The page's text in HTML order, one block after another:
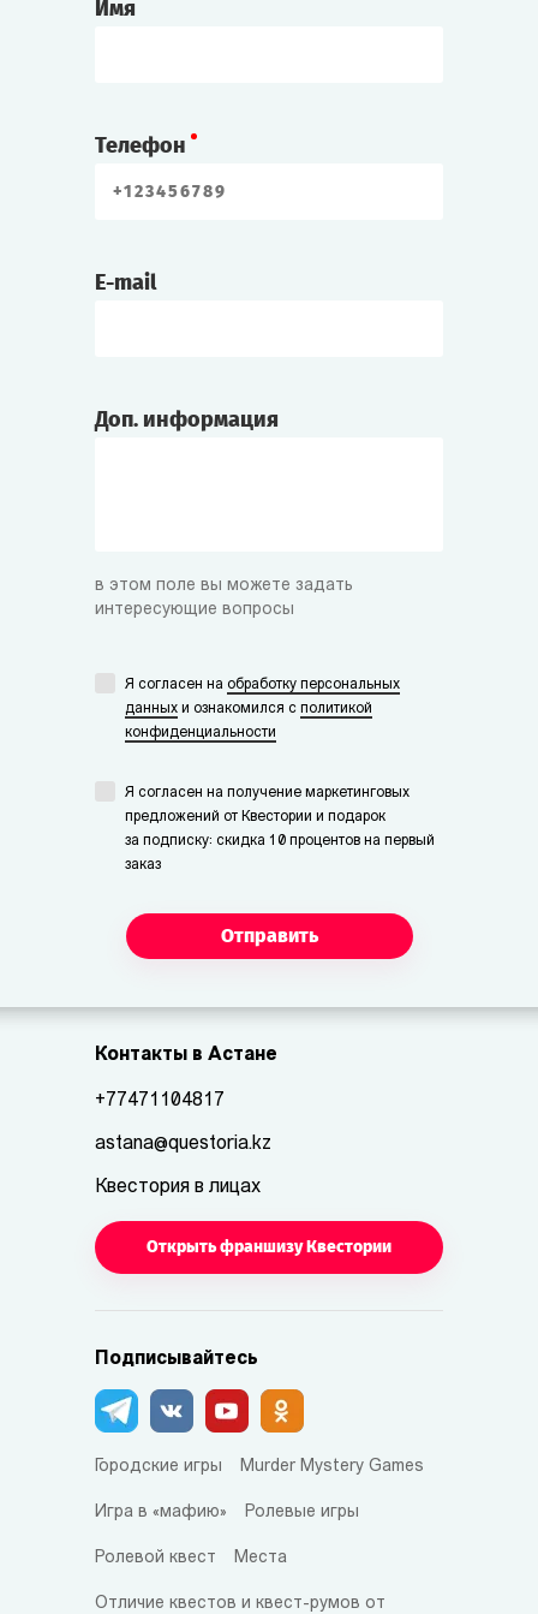
Имя
Телефон
E-mail
Доп. информация
в этом поле вы можете задать
интересующие вопросы
Я согласен на обработку персональных
данных и ознакомился с политикой
конфиденциальности
Я согласен на получение маркетинговых
предложений от Квестории и подарок
за подписку: скидка 10 процентов на первый
заказ
Отправить
Контакты в Астане
+77471104817
astana@questoria.kz
Квестория в лицах
Открыть франшизу Квестории
Подписывайтесь
Городские игры Murder Mystery Games
Игра в «мафию» Ролевые игры
Ролевой квест Места
Отличие квестов и квест-румов от